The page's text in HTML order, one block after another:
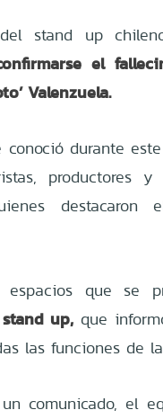
stand up
el
Valenzuela.
durante
productores
que se
up, que
las funciones de
comunicado, el